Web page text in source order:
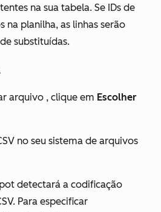
na sua tabela. Se IDs de
na planilha, as linhas serão
substituídas.
arquivo , clique em Escolher
no seu sistema de arquivos
detectará a codificação
Para especificar